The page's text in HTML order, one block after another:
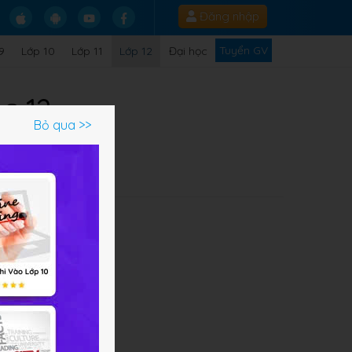
Đăng nhập
Lớp 10 Lớp 11 Lớp 12 Đại học Tuyển GV
12Bỏ qua >>